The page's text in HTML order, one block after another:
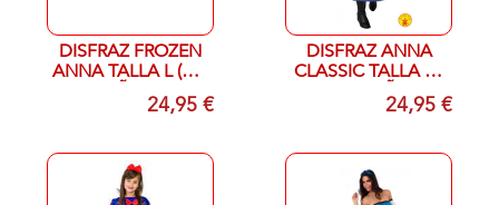
DISFRAZ FROZEN
ANNA TALLA L (7/8
AÑOS)24,95 €
DISFRAZ ANNA
CLASSIC TALLA XL
T 9-10 AÑOS24,95 €